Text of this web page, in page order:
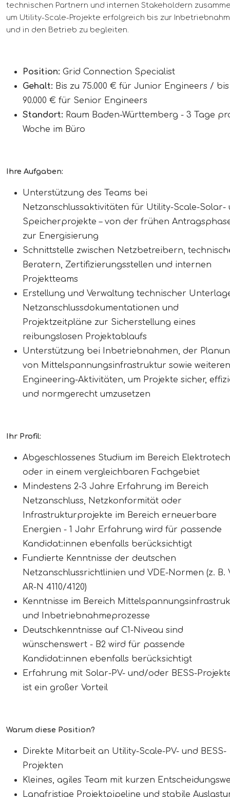
technischen Partnern und internen Stakeholdern
um Utility-Scale-Projekte erfolgreich bis zur
und in den Betrieb zu begleiten.
Position: Grid Connection Specialist
Gehalt: Bis zu 75.000 € für Junior Engineers /
90.000 € für Senior Engineers
Standort: Raum Baden-Württemberg - 3 Tage
Woche im Büro
Ihre Aufgaben:
Unterstützung des Teams bei
Netzanschlussaktivitäten für Utility-Scale-Solar-
Speicherprojekte – von der frühen
zur Energisierung
Schnittstelle zwischen Netzbetreibern,
Beratern, Zertifizierungsstellen und internen
Projektteams
Erstellung und Verwaltung technischer
Netzanschlussdokumentationen und
Projektzeitpläne zur Sicherstellung eines
reibungslosen Projektablaufs
Unterstützung bei Inbetriebnahmen, der
von Mittelspannungsinfrastruktur sowie weiteren
Engineering-Aktivitäten, um Projekte sicher,
und normgerecht umzusetzen
Ihr Profil:
Abgeschlossenes Studium im Bereich
oder in einem vergleichbaren Fachgebiet
Mindestens 2-3 Jahre Erfahrung im Bereich
Netzanschluss, Netzkonformität oder
Infrastrukturprojekte im Bereich erneuerbare
Energien - 1 Jahr Erfahrung wird für passende
Kandidat:innen ebenfalls berücksichtigt
Fundierte Kenntnisse der deutschen
Netzanschlussrichtlinien und VDE-Normen (z. B.
AR-N 4110/4120)
Kenntnisse im Bereich
und Inbetriebnahmeprozesse
Deutschkenntnisse auf C1-Niveau sind
wünschenswert - B2 wird für passende
Kandidat:innen ebenfalls berücksichtigt
Erfahrung mit Solar-PV- und/oder BESS-
ist ein großer Vorteil
Warum diese Position?
Direkte Mitarbeit an Utility-Scale-PV- und BESS-
Projekten
Kleines, agiles Team mit kurzen
Langfristige Projektpipeline und stabile